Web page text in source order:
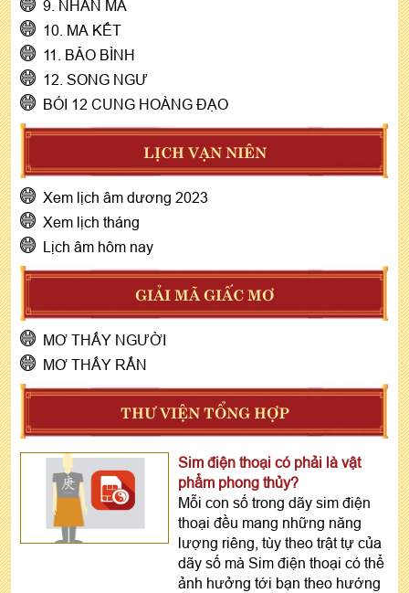
9. NHÂN MÃ
10. MA KẾT
11. BẢO BÌNH
12. SONG NGƯ
BÓI 12 CUNG HOÀNG ĐẠO
LỊCH VẠN NIÊN
Xem lịch âm dương 2023
Xem lịch tháng
Lịch âm hôm nay
GIẢI MÃ GIẤC MƠ
MƠ THẤY NGƯỜI
MƠ THẤY RẮN
THƯ VIỆN TỔNG HỢP
Sim điện thoại có phải là vật
phẩm phong thủy?
Mỗi con số trong dãy sim điện
thoại đều mang những năng
lượng riêng, tùy theo trật tự của
dãy số mà Sim điện thoại có thể
ảnh hưởng tới bạn theo hướng